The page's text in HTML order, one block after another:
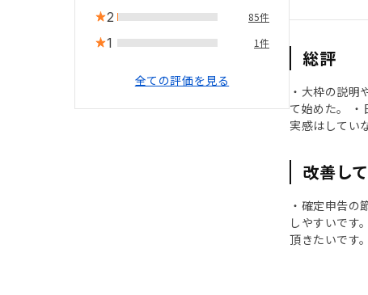
2 85件
1 1件
全ての評価を見る
総評
・大枠の説明
て始めた。
実感はしてい
改善し
・確定申告の
しやすいです
頂きたいです